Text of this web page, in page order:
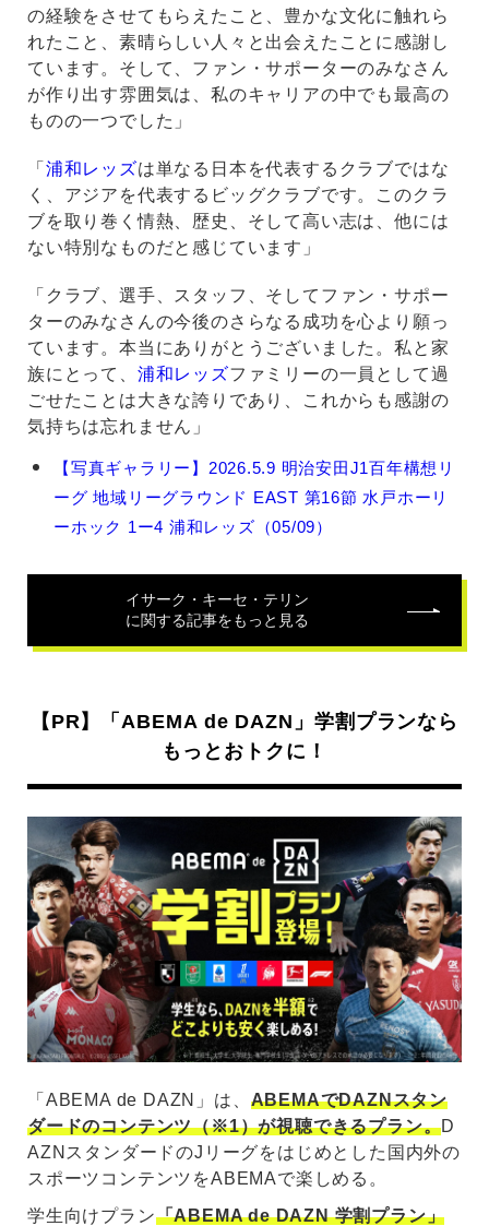
の経験をさせてもらえたこと、豊かな文化に触れら
れたこと、素晴らしい人々と出会えたことに感謝し
ています。そして、ファン・サポーターのみなさん
が作り出す雰囲気は、私のキャリアの中でも最高の
ものの一つでした」
「 浦和レッズは単なる日本を代表するクラブではな
く、アジアを代表するビッグクラブです。このクラ
ブを取り巻く情熱、歴史、そして高い志は、他には
ない特別なものだと感じています」
「クラブ、選手、スタッフ、そしてファン・サポー
ターのみなさんの今後のさらなる成功を心より願っ
ています。本当にありがとうございました。私と家
族にとって、 浦和レッズファミリーの一員として過
ごせたことは大きな誇りであり、これからも感謝の
気持ちは忘れません」
イ
ク・
ー
ン
連
【写真ギャラリー】2026.5.9 明治安田J1百年構想リ
ーグ 地域リーグラウンド EAST 第16節 水戸ホーリ
ーホック 1ー4 浦和レッズ（05/09）
イサーク・キーセ・テリン
に関する記事をもっと見る
【PR】「ABEMA de DAZN」学割プランなら
もっとおトクに！
「ABEMA de DAZN」は、 ABEMAでDAZNスタン
ダードのコンテンツ（※1）が視聴できるプラン。D
AZNスタンダードのJリーグをはじめとした国内外の
スポーツコンテンツをABEMAで楽しめる。
学生向けプラン「ABEMA de DAZN 学割プラン」